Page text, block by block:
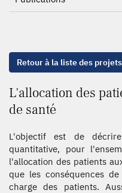
Retour à la liste des projets
L'allocation des
de santé
L'objectif est de
quantitative, pour
l'allocation des patients
que les conséquences
charge des patients.